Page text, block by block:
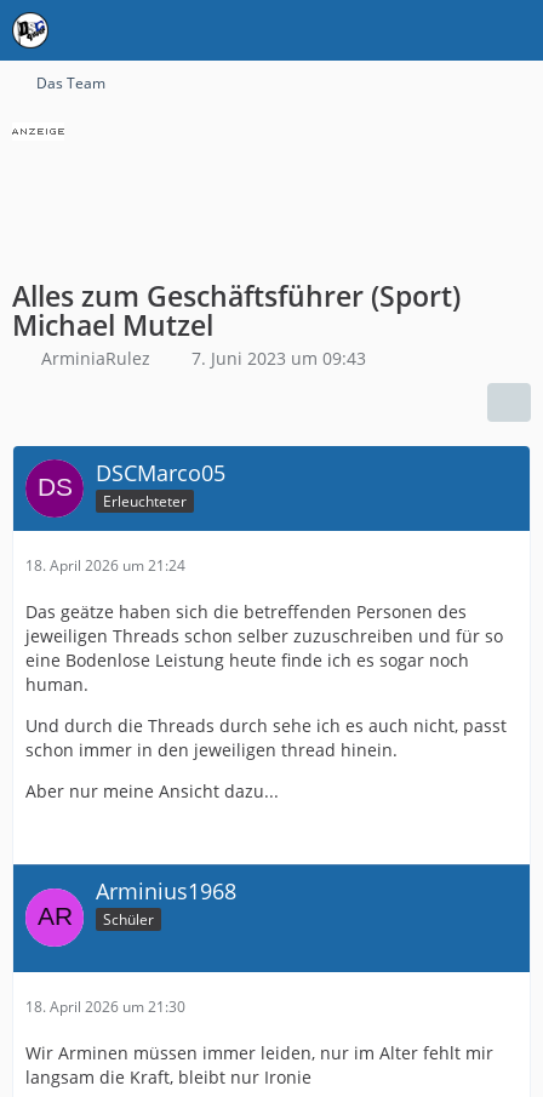
Das Team
Alles zum Geschäftsführer (Sport)
Michael Mutzel
ArminiaRulez 7. Juni 2023 um 09:43
DSCMarco05
Erleuchteter
18. April 2026 um 21:24
Das geätze haben sich die betreffenden Personen des
jeweiligen Threads schon selber zuzuschreiben und für so
eine Bodenlose Leistung heute finde ich es sogar noch
human.
Und durch die Threads durch sehe ich es auch nicht, passt
schon immer in den jeweiligen thread hinein.
Aber nur meine Ansicht dazu...
Arminius1968
Schüler
18. April 2026 um 21:30
Wir Arminen müssen immer leiden, nur im Alter fehlt mir
langsam die Kraft, bleibt nur Ironie